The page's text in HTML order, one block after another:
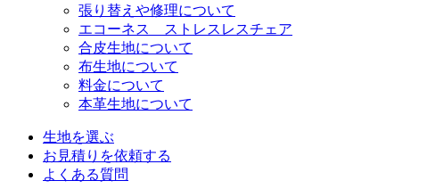
張り替えや修理について
エコーネス ストレスレスチェア
合皮生地について
布生地について
料金について
本革生地について
生地を選ぶ
お見積りを依頼する
よくある質問